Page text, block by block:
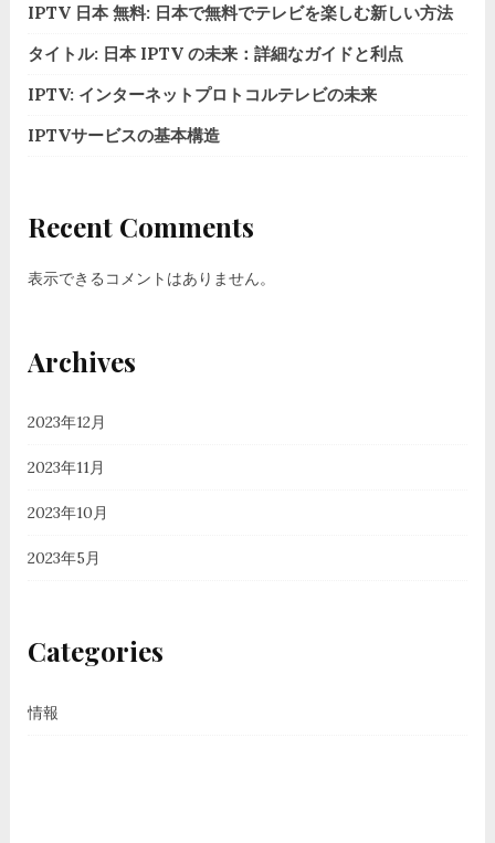
IPTV 日本 無料: 日本で無料でテレビを楽しむ新しい方法
タイトル: 日本 IPTV の未来：詳細なガイドと利点
IPTV: インターネットプロトコルテレビの未来
IPTVサービスの基本構造
Recent Comments
表示できるコメントはありません。
Archives
2023年12月
2023年11月
2023年10月
2023年5月
Categories
情報